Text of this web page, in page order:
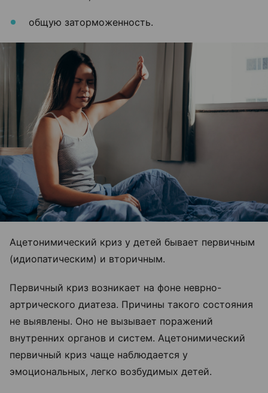
общую заторможенность.
Ацетонимический криз у детей бывает первичным
(идиопатическим) и вторичным.
Первичный криз возникает на фоне неврно-
артрического диатеза. Причины такого состояния
не выявлены. Оно не вызывает поражений
внутренних органов и систем. Ацетонимический
первичный криз чаще наблюдается у
эмоциональных, легко возбудимых детей.